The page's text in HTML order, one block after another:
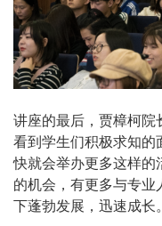
讲座的最后，贾樟柯院
看到学生们积极求知的
快就会举办更多这样的
的机会，有更多与专业
下蓬勃发展，迅速成长。